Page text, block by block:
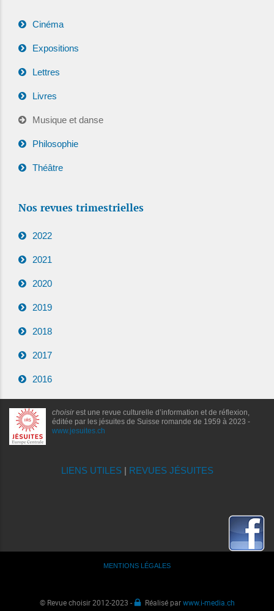
Cinéma
Expositions
Lettres
Livres
Musique et danse
Philosophie
Théâtre
Nos revues trimestrielles
2022
2021
2020
2019
2018
2017
2016
choisirest une revue culturelle d’information et de réflexion,
éditée par les jésuites de Suisse romande de 1959 à 2023 -
www.jesuites.ch
LIENS UTILES| REVUES JÉSUITES
MENTIONS LÉGALES
© Revue choisir 2012-2023 - Réalisé parwww.i-media.ch